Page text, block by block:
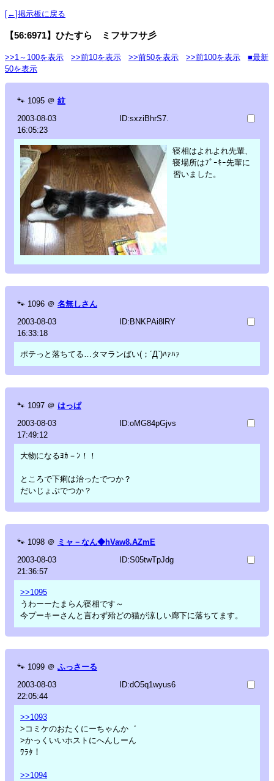
[←]掲示板に戻る
【56:6971】ひたすら ミフサフサ彡
>>1～100を表示 >>前10を表示 >>前50を表示 >>前100を表示
■最新
50を表示
🐾 1095 ＠ 紋
2003-08-03
16:05:23
ID:sxziBhrS7.
寝相はよれよれ先輩、
寝場所はﾌﾟｰｷｰ先輩に
習いました。
🐾 1096 ＠ 名無しさん
2003-08-03
16:33:18
ID:BNKPAi8lRY
ポテっと落ちてる…タマランばい(；´Д`)ﾊｧﾊｧ
🐾 1097 ＠ はっぱ
2003-08-03
17:49:12
ID:oMG84pGjvs
大物になるﾖｶ－ﾝ！！
ところで下痢は治ったでつか？
だいじょぶでつか？
🐾 1098 ＠ ミャ－なん◆hVaw8.AZmE
2003-08-03
21:36:57
ID:S05twTpJdg
>>1095
うわーーたまらん寝相です～
今プーキーさんと言わず殆どの猫が涼しい廊下に落ちてます。
🐾 1099 ＠ ふっさーる
2003-08-03
22:05:44
ID:dO5q1wyus6
>>1093
>コミケのおたくにーちゃんか゛
>かっくいいホストにへんしーん
ﾜﾗﾀ！
>>1094